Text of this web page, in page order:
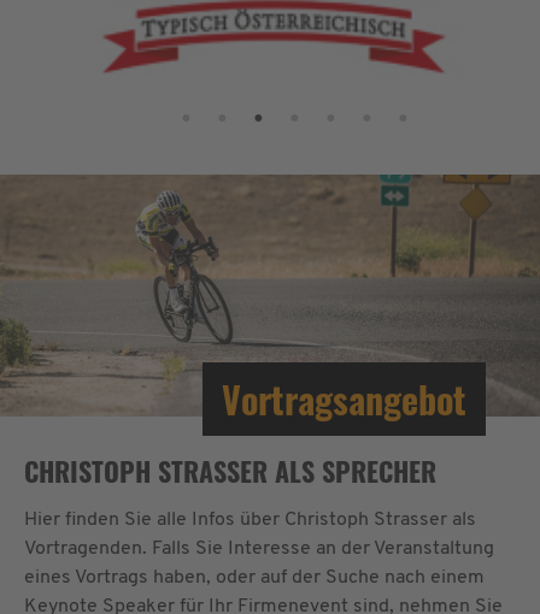
Vortragsangebot
CHRISTOPH STRASSER ALS SPRECHER
Hier finden Sie alle Infos über Christoph Strasser als
Vortragenden. Falls Sie Interesse an der Veranstaltung
eines Vortrags haben, oder auf der Suche nach einem
Keynote Speaker für Ihr Firmenevent sind, nehmen Sie